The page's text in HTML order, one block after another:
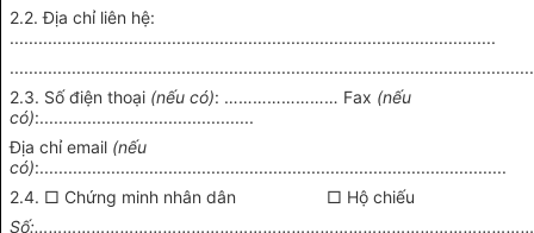
2.2. Địa chỉ liên hệ:
......................................................................................................
2.3. Số điện thoại (nếu có): …………………… Fax (nếu
có):.............................................
Địa chỉ email (nếu
có):..................................................................................................
2.4. □ Chứng minh nhân dân □ Hộ chiếu